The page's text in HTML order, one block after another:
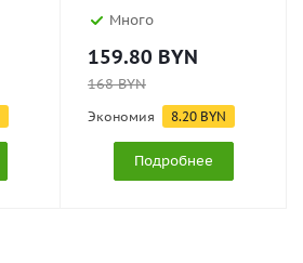
Много
159.80 BYN
168BYN
Экономия 8.20 BYN
Подробнее